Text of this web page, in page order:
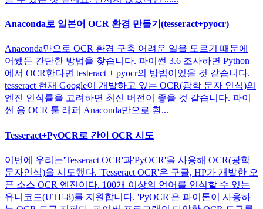
Anaconda로 일본어 OCR 환경 만들기(tesseract+pyocr)
Anaconda만으로 OCR 환경 구축 어려운 일을 모르기 때문에
어쨌든 간단한 방법을 찾습니다. 파이썬 3.6 조사하면 Python
에서 OCR한다면 testeract + pyocr의 방법이있을 것 같습니다.
tesseract 현재 Google이 개발하고 있는 OCR(광학 문자 인식)의
엔진 인식률을 고려하면 최신 버전이 좋을 것 같습니다. 파이
썬 용 OCR 툴 래퍼 Anaconda만으로 환...
Tesseract+PyOCR로 간이 OCR 시도
이번에 우리는'Tesseract OCR'과'PyOCR'을 사용해 OCR(광학
문자인식)을 시도했다. 'Tesseract OCR'은 구글, HP가 개발한 오
픈 소스 OCR 엔진이다. 100개 이상의 언어를 인식할 수 있는
유니코드(UTF-8)를 지원합니다. 'PyOCR'은 파이톤이 사용하